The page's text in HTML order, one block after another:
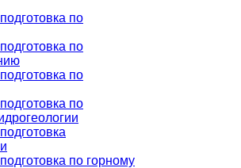
по
по
по
по
по горному